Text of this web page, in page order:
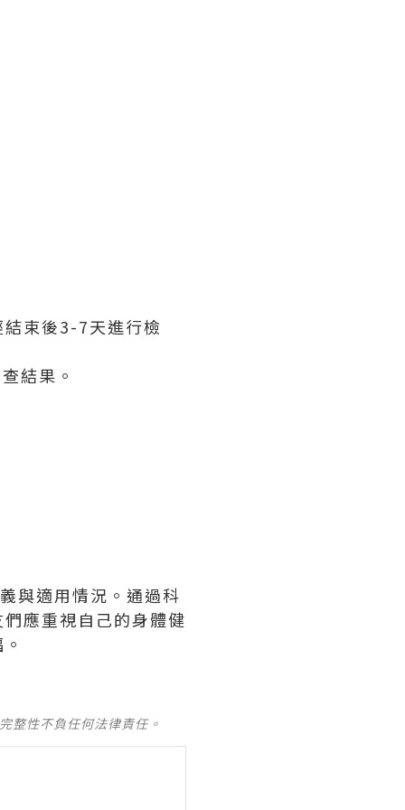
束後3-7天進行檢
結果。
與適用情況。通過科
應重視自己的身體健
整性不負任何法律責任。